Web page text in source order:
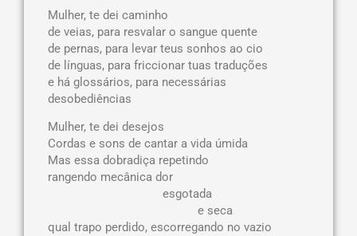
Mulher, te dei caminho
de veias, para resvalar o sangue quente
de pernas, para levar teus sonhos ao cio
de línguas, para friccionar tuas traduções
e há glossários, para necessárias
desobediências
Mulher, te dei desejos
Cordas e sons de cantar a vida úmida
Mas essa dobradiça repetindo
rangendo mecânica dor
esgotada
e seca
qual trapo perdido, escorregando no vazio